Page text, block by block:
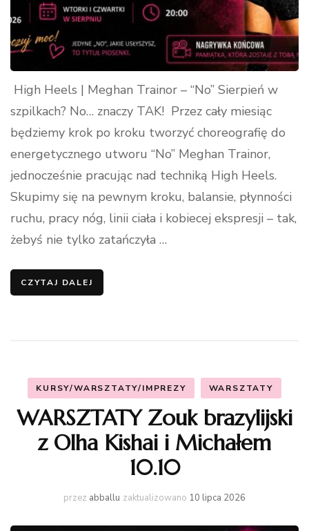
High Heels | Meghan Trainor – “No” Sierpień w
szpilkach? No… znaczy TAK! Przez cały miesiąc
będziemy krok po kroku tworzyć choreografię do
energetycznego utworu “No” Meghan Trainor,
jednocześnie pracując nad techniką High Heels.
Skupimy się na pewnym kroku, balansie, płynności
ruchu, pracy nóg, linii ciała i kobiecej ekspresji – tak,
żebyś nie tylko zatańczyła …
CZYTAJ DALEJ
KURSY/WARSZTATY/IMPREZY WARSZTATY
WARSZTATY Zouk brazylijski
z Olha Kishai i Michałem
10.10
przez abballu zaktualizowano 10 lipca 2026